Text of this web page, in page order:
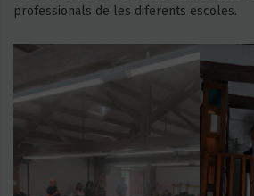
professionals de les diferents escoles.